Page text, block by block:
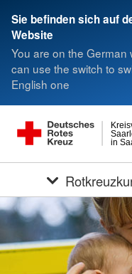
Sie befinden sich auf
Website
You are on the German
can use the switch to
English one
in